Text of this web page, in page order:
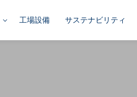
工場設備 サステナビリティ